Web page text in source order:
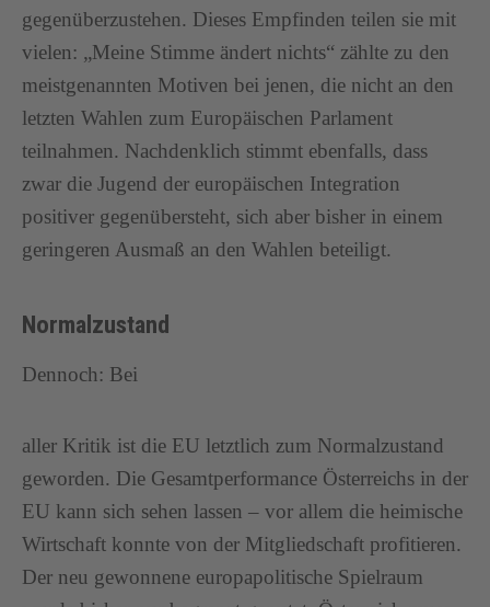
gegenüberzustehen. Dieses Empfinden teilen sie mit
vielen: „Meine Stimme ändert nichts“ zählte zu den
meistgenannten Motiven bei jenen, die nicht an den
letzten Wahlen zum Europäischen Parlament
teilnahmen. Nachdenklich stimmt ebenfalls, dass
zwar die Jugend der europäischen Integration
positiver gegenübersteht, sich aber bisher in einem
geringeren Ausmaß an den Wahlen beteiligt.
Normalzustand
Dennoch: Bei
aller Kritik ist die EU letztlich zum Normalzustand
geworden. Die Gesamtperformance Österreichs in der
EU kann sich sehen lassen – vor allem die heimische
Wirtschaft konnte von der Mitgliedschaft profitieren.
Der neu gewonnene europapolitische Spielraum